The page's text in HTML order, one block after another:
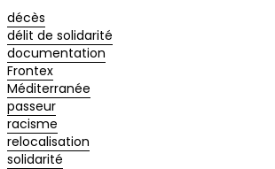
décès
délit de solidarité
documentation
Frontex
Méditerranée
passeur
racisme
relocalisation
solidarité